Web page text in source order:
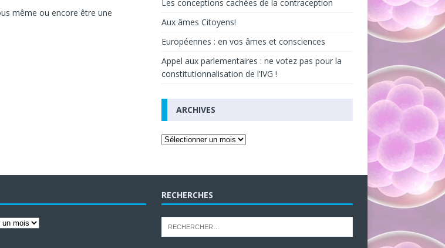
même ou encore être une
Les conceptions cachées de la contraception
Aux âmes Citoyens!
Européennes : en vos âmes et consciences
Appel aux parlementaires : ne votez pas pour la
constitutionnalisation de l’IVG !
ARCHIVES
RECHERCHES